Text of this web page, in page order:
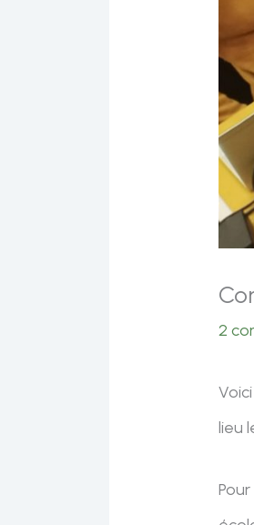
2
lieu